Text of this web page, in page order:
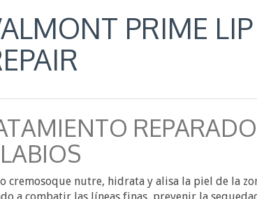
PRIME LIP
cremosoque nutre, hidrata y alisa la piel de la